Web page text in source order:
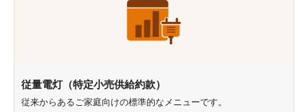
従量電灯（特定小売供給約款）
従来からあるご家庭向けの標準的なメニューです。